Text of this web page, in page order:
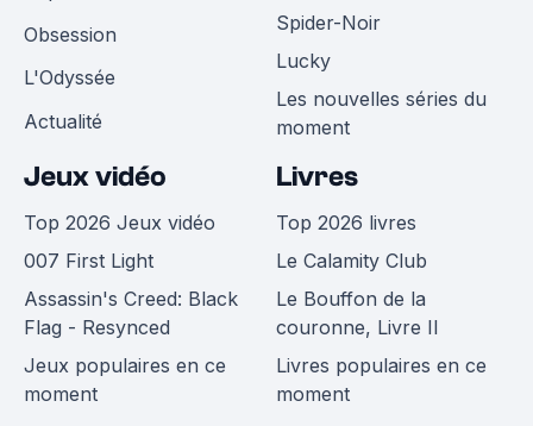
Obsession
L'Odyssée
Actualité
Spider-Noir
Lucky
Les nouvelles séries du
moment
Jeux vidéo
Top 2026 Jeux vidéo
007 First Light
Assassin's Creed: Black
Flag - Resynced
Jeux populaires en ce
moment
Livres
Top 2026 livres
Le Calamity Club
Le Bouffon de la
couronne, Livre II
Livres populaires en ce
moment